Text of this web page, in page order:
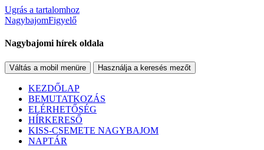
Ugrás a tartalomhoz
NagybajomFigyelő
Nagybajomi hírek oldala
Váltás a mobil menüre Használja a keresés mezőt
KEZDŐLAP
BEMUTATKOZÁS
ELÉRHETŐSÉG
HÍRKERESŐ
KISS-CSEMETE NAGYBAJOM
NAPTÁR